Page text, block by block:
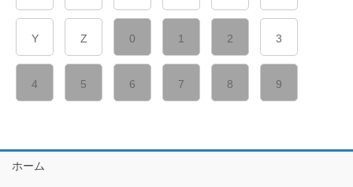
Y Z 0 1 2 3
4 5 6 7 8 9
ホーム